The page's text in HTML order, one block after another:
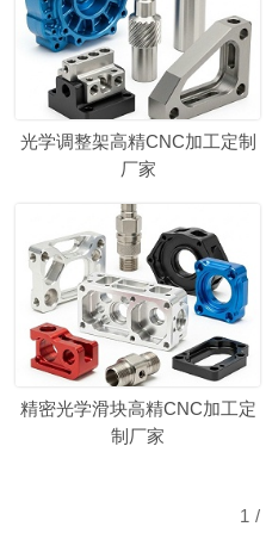
光学调整架高精CNC加工定制
厂家
精密光学滑块高精CNC加工定
制厂家
1 /